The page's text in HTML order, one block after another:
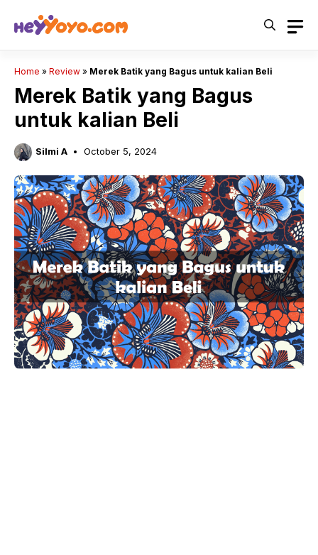
Home » Review » Merek Batik yang Bagus untuk kalian Beli
Merek Batik yang Bagus
untuk kalian Beli
Silmi A October 5, 2024